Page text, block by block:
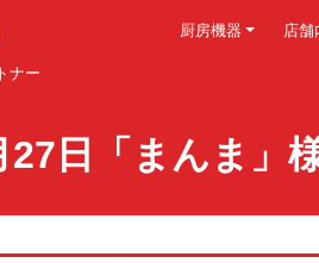
ナー
厨房機器 店舗
日「まんま」